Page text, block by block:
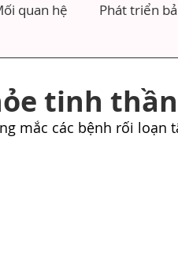
quan hệ Phát triển
tinh
mắc các bệnh rối loạn